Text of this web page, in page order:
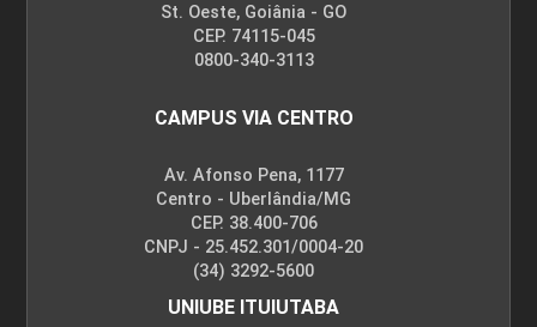
St. Oeste, Goiânia - GO
CEP. 74115-045
0800-340-3113
CAMPUS VIA CENTRO
Av. Afonso Pena, 1177
Centro - Uberlândia/MG
CEP. 38.400-706
CNPJ - 25.452.301/0004-20
(34) 3292-5600
UNIUBE ITUIUTABA